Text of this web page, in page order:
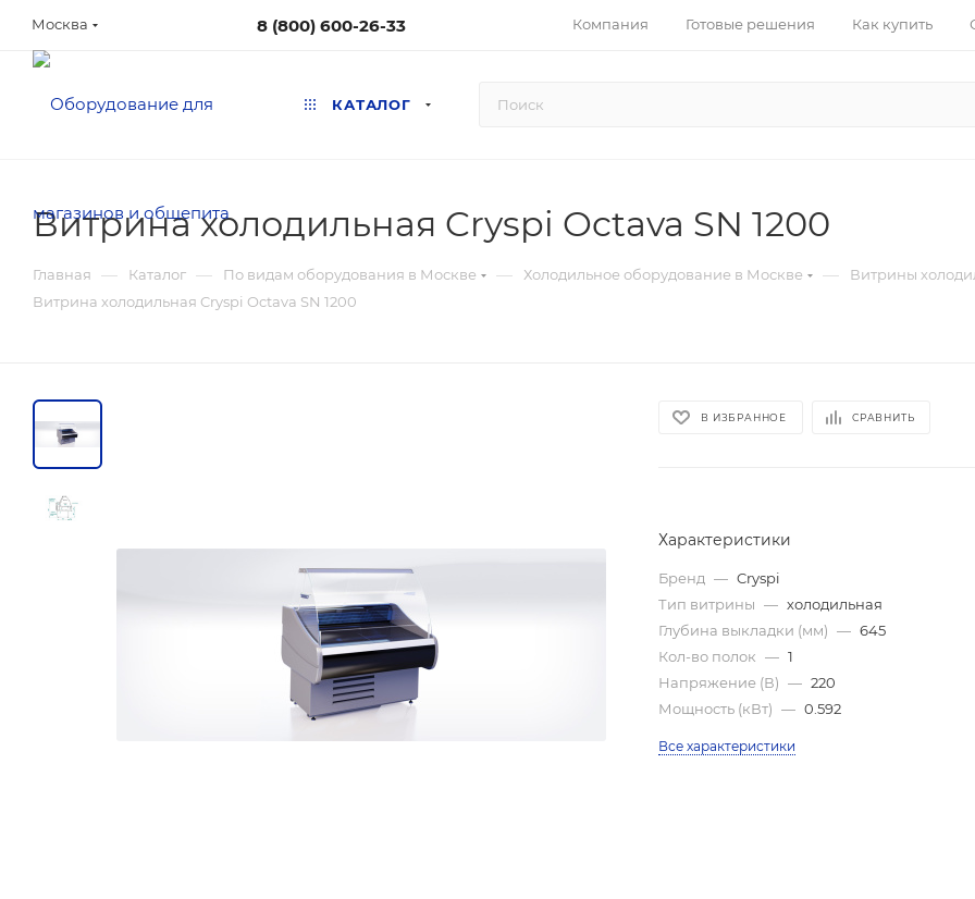
Москва 8 (800) 600-26-33 Компания Готовые решения Как купить
КАТАЛОГ
Витрина холодильная Cryspi Octava SN 1200
Главная — Каталог — По видам оборудования в Москве — Холодильное оборудование в Москве — Витрины
Витрина холодильная Cryspi Octava SN 1200
В ИЗБРАННОЕ СРАВНИТЬ
Характеристики
Бренд — Cryspi
Тип витрины — холодильная
Глубина выкладки (мм) — 645
Кол-во полок — 1
Напряжение (В) — 220
Мощность (кВт) — 0.592
Все характеристики